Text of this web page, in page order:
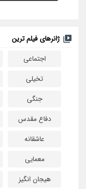
ژانرهای فیلم ترین
اجتماعی
تخیلی
جنگی
دفاع مقدس
عاشقانه
معمایی
هیجان انگیز